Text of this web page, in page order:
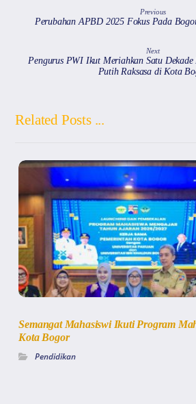
Previous
Perubahan APBD 2025 Fokus Pada
Next
Pengurus PWI Ikut Meriahkan Satu
Putih Raksasa di Kota
Related Posts ...
Semangat Mahasiswi Ikuti Program
Kota Bogor
Pendidikan